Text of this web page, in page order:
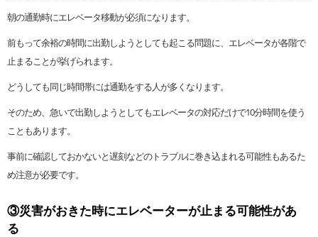
朝の通勤時にエレベータ移動が必須になります。
前もって余裕の時間に出勤しようとしても起こる問題に、エレベータが各階で
止まることが挙げられます。
どうしても同じ時間帯には通勤をする人が多くなります。
そのため、急いで出勤しようとしてもエレベータの対応だけで10分時間を使う
こともあります。
事前に確認しておかないと遅刻などのトラブルに巻き込まれる可能性もあるた
め注意が必要です。
③災害がおきた時にエレベーターが止まる可能性があ
る